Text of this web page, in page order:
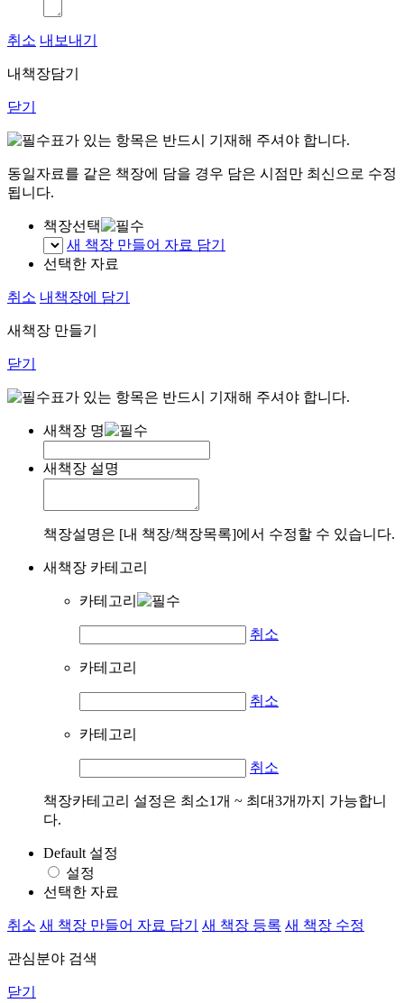
취소 내보내기
내책장담기
닫기
표가 있는 항목은 반드시 기재해 주셔야 합니다.
동일자료를 같은 책장에 담을 경우 담은 시점만 최신으로 수정
됩니다.
책장선택
새 책장 만들어 자료 담기
선택한 자료
취소 내책장에 담기
새책장 만들기
닫기
표가 있는 항목은 반드시 기재해 주셔야 합니다.
새책장 명
새책장 설명
책장설명은 [내 책장/책장목록]에서 수정할 수 있습니다.
새책장 카테고리
카테고리
취소
카테고리
취소
카테고리
취소
책장카테고리 설정은 최소1개 ~ 최대3개까지 가능합니
다.
Default 설정
설정
선택한 자료
취소 새 책장 만들어 자료 담기 새 책장 등록 새 책장 수정
관심분야 검색
닫기